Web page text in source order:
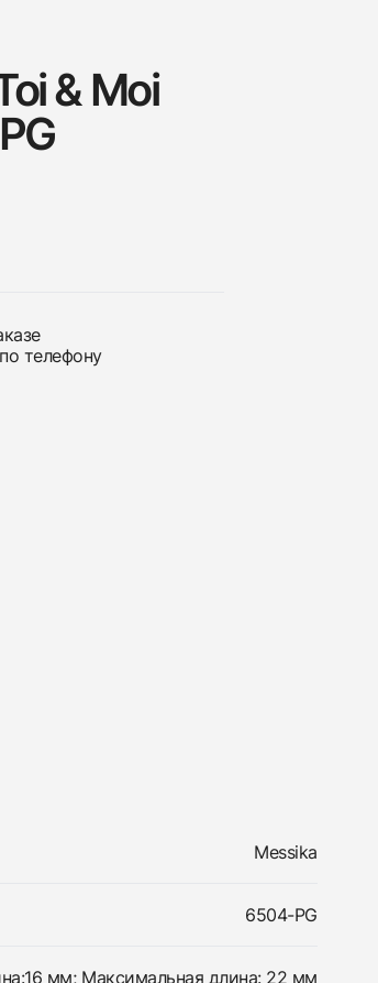
& Moi
телефону
Messika
6504-PG
мм; Максимальная длина: 22 мм